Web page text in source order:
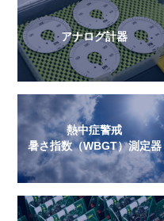
アナログ計器
熱中症警戒
暑さ指数（WBGT）測定器